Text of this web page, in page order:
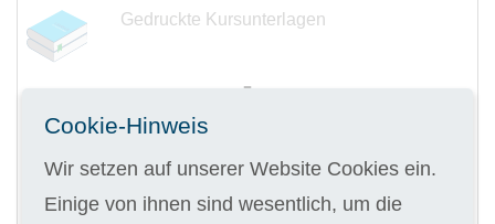
Gedruckte Kursunterlagen
Cookie-Hinweis
Wir setzen auf unserer Website Cookies ein.
Einige von ihnen sind wesentlich, um die